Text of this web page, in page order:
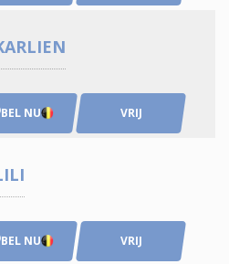
BEL NU VRIJ
BEL NU VRIJ